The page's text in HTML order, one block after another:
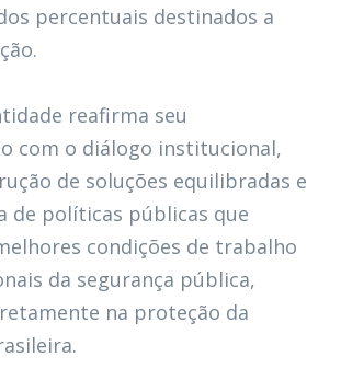
percentuais destinados a
reafirma seu
com o diálogo institucional,
de soluções equilibradas e
de políticas públicas que
condições de trabalho
da segurança pública,
na proteção da